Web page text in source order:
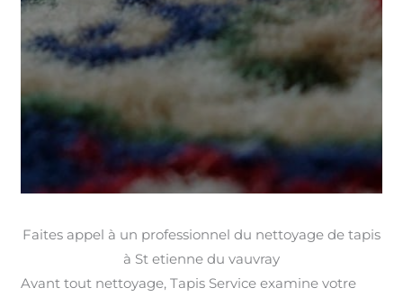
Faites appel à un professionnel du nettoyage de tapis
à St etienne du vauvray
Avant tout nettoyage, Tapis Service examine votre